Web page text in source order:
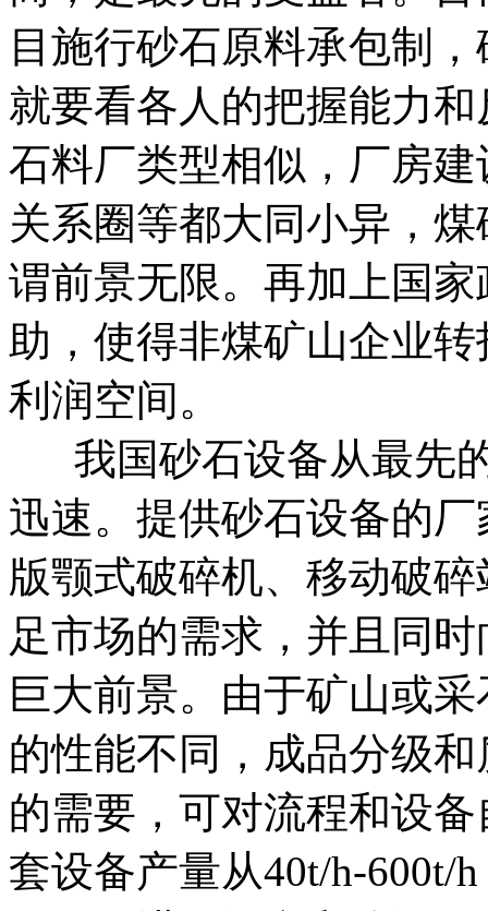
目施行砂石原料承包制
就要看各人的把握能力
石料厂类型相似，厂房
关系圈等都大同小异，
谓前景无限。再加上国
助，使得非煤矿山企业
利润空间。
我国砂石设备从最先
迅速。提供砂石设备的
版颚式破碎机、移动破
足市场的需求，并且同
巨大前景。由于矿山或
的性能不同，成品分级
的需要，可对流程和设
套设备产量从40t/h-600t/